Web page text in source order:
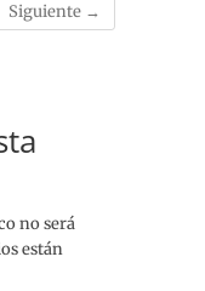
Siguiente →
no será
están